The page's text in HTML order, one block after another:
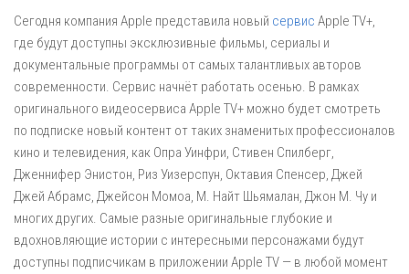
Сегодня компания Apple представила новый сервис Apple TV+,
где будут доступны эксклюзивные фильмы, сериалы и
документальные программы от самых талантливых авторов
современности. Сервис начнёт работать осенью. В рамках
оригинального видеосервиса Apple TV+ можно будет смотреть
по подписке новый контент от таких знаменитых профессионалов
кино и телевидения, как Опра Уинфри, Стивен Спилберг,
Дженнифер Энистон, Риз Уизерспун, Октавия Спенсер, Джей
Джей Абрамс, Джейсон Момоа, М. Найт Шьямалан, Джон М. Чу и
многих других. Самые разные оригинальные глубокие и
вдохновляющие истории с интересными персонажами будут
доступны подписчикам в приложении Apple TV — в любой момент